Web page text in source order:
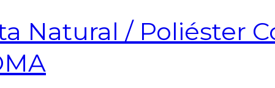
Natural / Poliéster